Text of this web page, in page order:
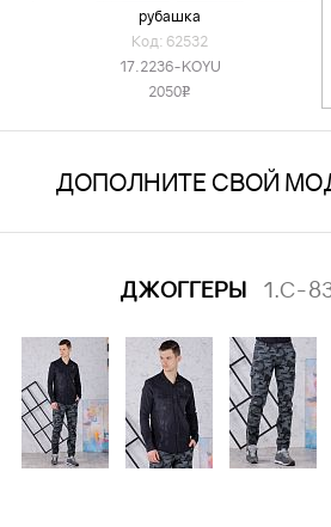
рубашка
Код: 62532
17.2236-KOYU
2050v
ДОПОЛНИТЕ СВОЙ
ДЖОГГЕРЫ 1.C-